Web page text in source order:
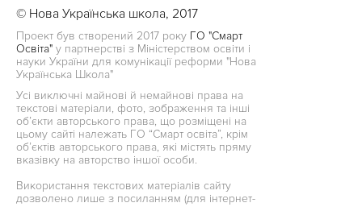
© Нова Українська школа, 2017
Проект був створений 2017 року ГО "Смарт
Освіта" у партнерстві з Міністерством освіти і
науки України для комунікації реформи "Нова
Українська Школа"
Усі виключні майнові й немайнові права на
текстові матеріали, фото, зображення та інші
об’єкти авторського права, що розміщені на
цьому сайті належать ГО “Смарт освіта”, крім
об’єктів авторського права, які містять пряму
вказівку на авторство іншої особи.
Використання текстових матеріалів сайту
дозволено лише з посиланням (для інтернет-